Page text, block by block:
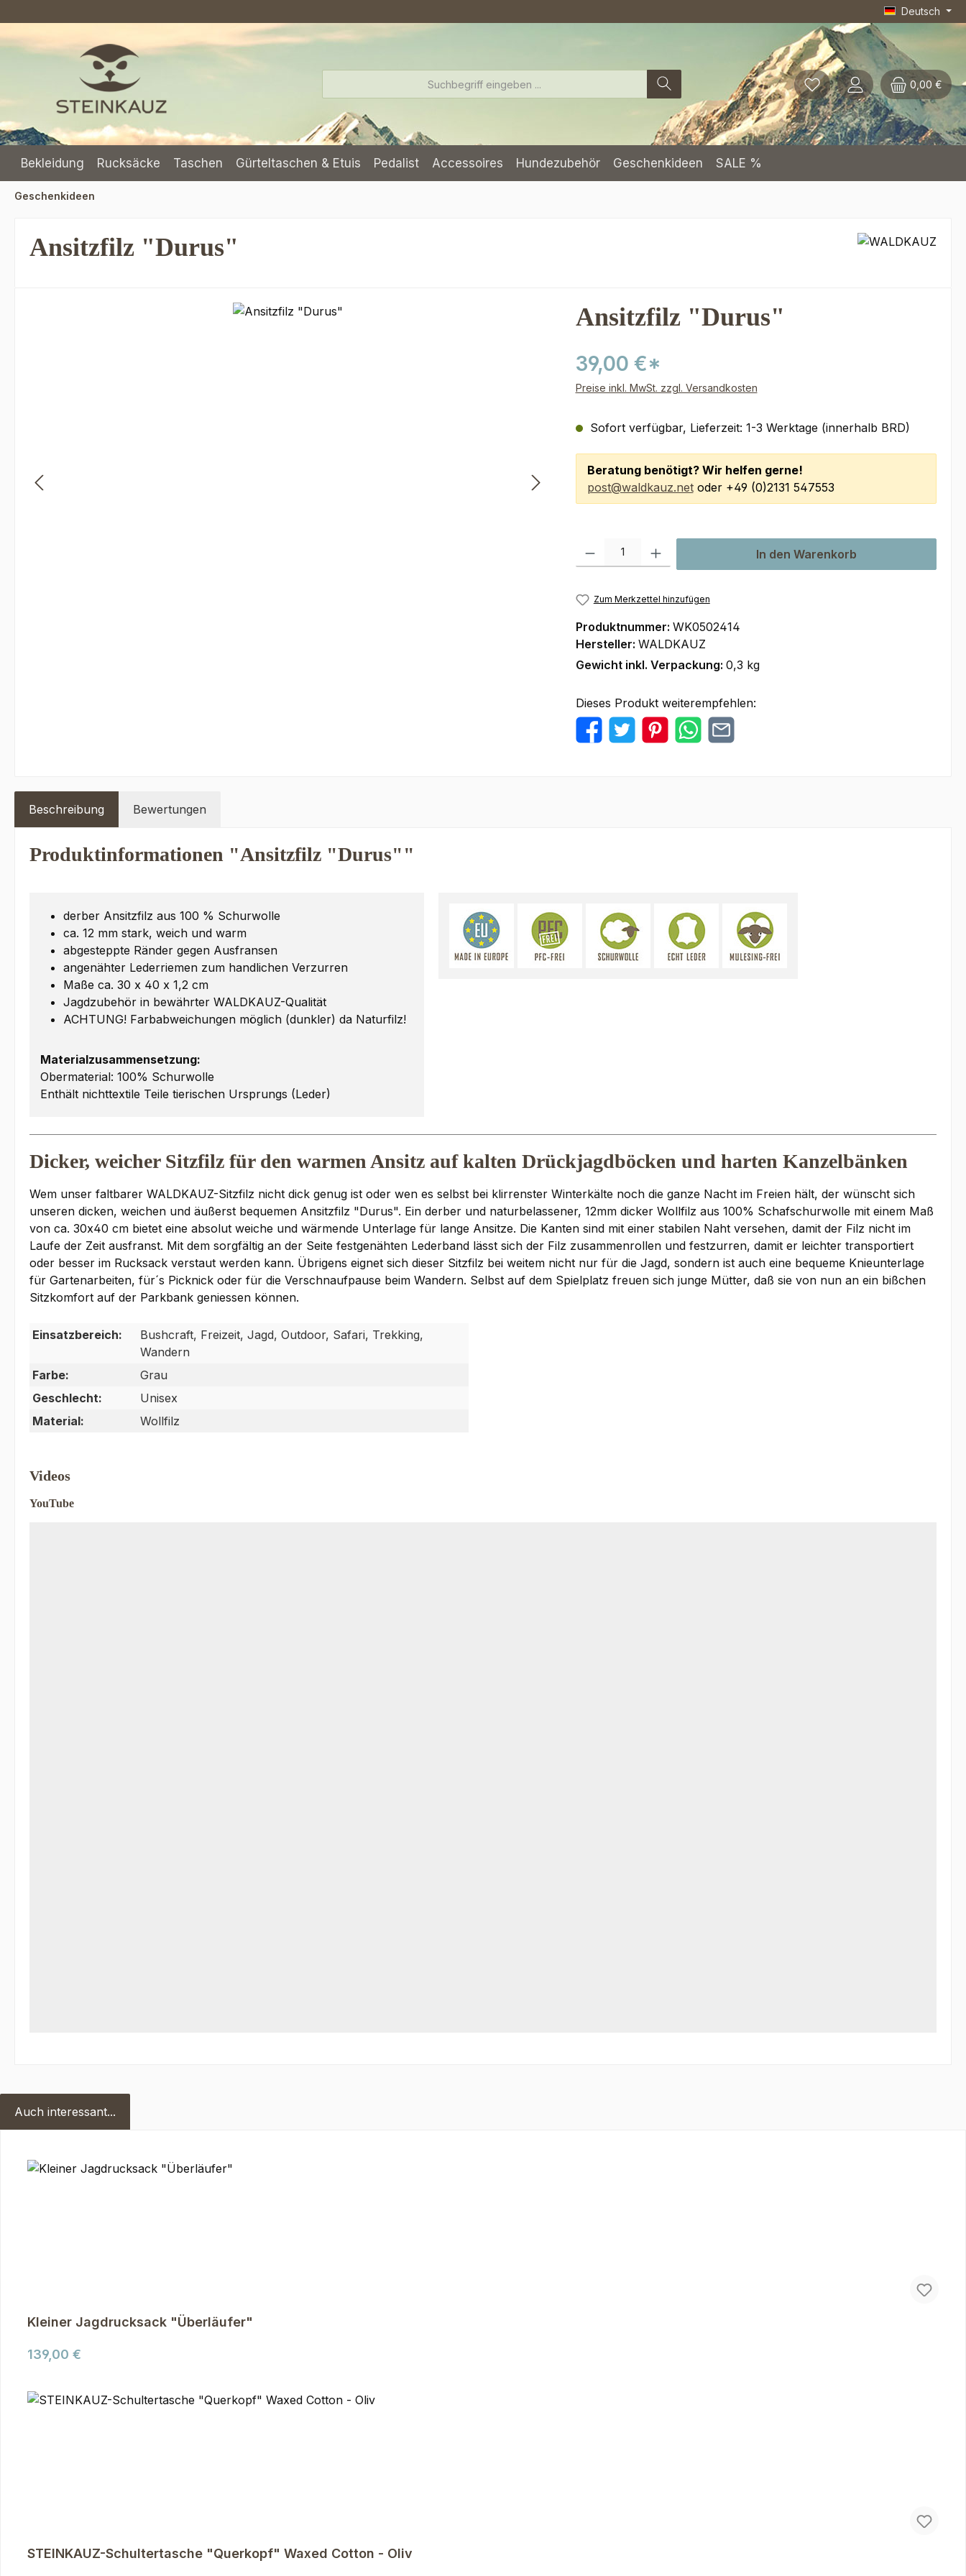
Deutsch
0,00 €
Bekleidung Rucksäcke Taschen Gürteltaschen & Etuis Pedalist Accessoires Hundezubehör Geschenkideen SALE %
Geschenkideen
Ansitzfilz "Durus"
Ansitzfilz "Durus"
39,00 €*
Preise inkl. MwSt. zzgl. Versandkosten
Sofort verfügbar, Lieferzeit: 1-3 Werktage (innerhalb BRD)
Beratung benötigt? Wir helfen gerne!
post@waldkauz.netoder +49 (0)2131 547553
Produkt Anzahl: Gib den gewünschten Wert ein oder benutze die Schaltflächen
In den Warenkorb
Zum Merkzettel hinzufügen
Produktnummer: WK0502414
Hersteller: WALDKAUZ
Gewicht inkl. Verpackung: 0,3 kg
Dieses Produkt weiterempfehlen:
Beschreibung Bewertungen
Produktinformationen "Ansitzfilz "Durus""
derber Ansitzfilz aus 100 % Schurwolle
ca. 12 mm stark, weich und warm
abgesteppte Ränder gegen Ausfransen
angenähter Lederriemen zum handlichen Verzurren
Maße ca. 30 x 40 x 1,2 cm
Jagdzubehör in bewährter WALDKAUZ-Qualität
ACHTUNG! Farbabweichungen möglich (dunkler) da Naturfilz!
Materialzusammensetzung:
Obermaterial: 100% Schurwolle
Enthält nichttextile Teile tierischen Ursprungs (Leder)
Dicker, weicher Sitzfilz für den warmen Ansitz auf kalten Drückjagdböcken und harten Kanzelbänken
Wem unser faltbarer WALDKAUZ-Sitzfilz nicht dick genug ist oder wen es selbst bei klirrenster Winterkälte noch die ganze Nacht im Freien hält, der wünscht sich
unseren dicken, weichen und äußerst bequemen Ansitzfilz "Durus". Ein derber und naturbelassener, 12mm dicker Wollfilz aus 100% Schafschurwolle mit einem Maß
von ca. 30x40 cm bietet eine absolut weiche und wärmende Unterlage für lange Ansitze. Die Kanten sind mit einer stabilen Naht versehen, damit der Filz nicht im
Laufe der Zeit ausfranst. Mit dem sorgfältig an der Seite festgenähten Lederband lässt sich der Filz zusammenrollen und festzurren, damit er leichter transportiert
oder besser im Rucksack verstaut werden kann. Übrigens eignet sich dieser Sitzfilz bei weitem nicht nur für die Jagd, sondern ist auch eine bequeme Knieunterlage
für Gartenarbeiten, für´s Picknick oder für die Verschnaufpause beim Wandern. Selbst auf dem Spielplatz freuen sich junge Mütter, daß sie von nun an ein bißchen
Sitzkomfort auf der Parkbank geniessen können.
Einsatzbereich:
Bushcraft, Freizeit, Jagd, Outdoor, Safari, Trekking,
Wandern
Farbe:
Grau
Geschlecht:
Unisex
Material:
Wollfilz
Videos
YouTube
Auch interessant...
Kleiner Jagdrucksack "Überläufer"
Regulärer Preis:
139,00 €
STEINKAUZ-Schultertasche "Querkopf" Waxed Cotton - Oliv